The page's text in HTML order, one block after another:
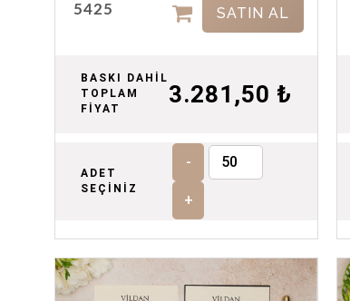
5425 SATIN AL
BASKI DAHİL
TOPLAM
FİYAT
3.281,50 ₺
ADET
SEÇİNİZ
-
+